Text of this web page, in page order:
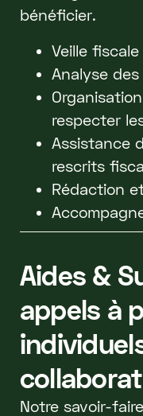
bénéficier.
Veille
Analyse
respecter
Assistance
rescrits
Rédaction
Aides &
appels à
Notre savoir-